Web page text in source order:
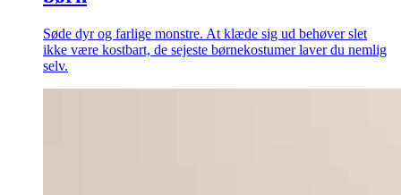
Søde dyr og farlige monstre. At klæde sig ud behøver slet
ikke være kostbart, de sejeste børnekostumer laver du nemlig
selv.